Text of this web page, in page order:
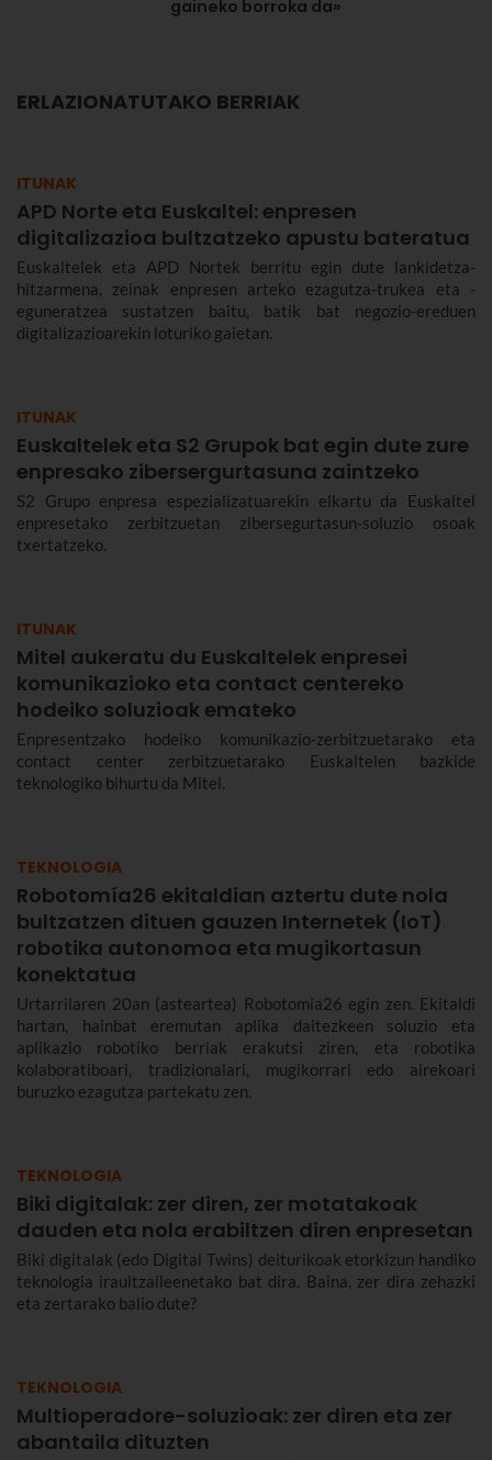
gaineko borroka da»
ERLAZIONATUTAKO BERRIAK
ITUNAK
APD Norte eta Euskaltel: enpresen
digitalizazioa bultzatzeko apustu bateratua
Euskaltelek eta APD Nortek berritu egin dute lankidetza-
hitzarmena, zeinak enpresen arteko ezagutza-trukea eta -
eguneratzea sustatzen baitu, batik bat negozio-ereduen
digitalizazioarekin loturiko gaietan.
ITUNAK
Euskaltelek eta S2 Grupok bat egin dute zure
enpresako zibersergurtasuna zaintzeko
S2 Grupo enpresa espezializatuarekin elkartu da Euskaltel
enpresetako zerbitzuetan zibersegurtasun-soluzio osoak
txertatzeko.
ITUNAK
Mitel aukeratu du Euskaltelek enpresei
komunikazioko eta contact centereko
hodeiko soluzioak emateko
Enpresentzako hodeiko komunikazio-zerbitzuetarako eta
contact center zerbitzuetarako Euskaltelen bazkide
teknologiko bihurtu da Mitel.
TEKNOLOGIA
Robotomía26 ekitaldian aztertu dute nola
bultzatzen dituen gauzen Internetek (IoT)
robotika autonomoa eta mugikortasun
konektatua
Urtarrilaren 20an (asteartea) Robotomía26 egin zen. Ekitaldi
hartan, hainbat eremutan aplika daitezkeen soluzio eta
aplikazio robotiko berriak erakutsi ziren, eta robotika
kolaboratiboari, tradizionalari, mugikorrari edo airekoari
buruzko ezagutza partekatu zen.
TEKNOLOGIA
Biki digitalak: zer diren, zer motatakoak
dauden eta nola erabiltzen diren enpresetan
Biki digitalak (edo Digital Twins) deiturikoak etorkizun handiko
teknologia iraultzaileenetako bat dira. Baina, zer dira zehazki
eta zertarako balio dute?
TEKNOLOGIA
Multioperadore-soluzioak: zer diren eta zer
abantaila dituzten